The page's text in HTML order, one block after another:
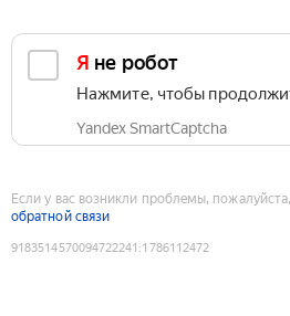
Я не робот
Нажмите, чтобы
Yandex SmartCaptcha
Если у вас возникли проблемы,
обратной связи
9183514570094722241 :1786112472